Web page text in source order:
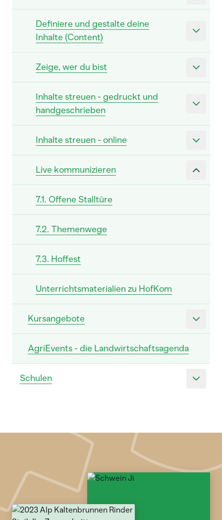
Definiere und gestalte deine
Inhalte (Content)
Zeige, wer du bist
Inhalte streuen - gedruckt und
handgeschrieben
Inhalte streuen - online
Live kommunizieren
7.1. Offene Stalltüre
7.2. Themenwege
7.3. Hoffest
Unterrichtsmaterialien zu HofKom
Kursangebote
AgriEvents - die Landwirtschaftsagenda
Schulen